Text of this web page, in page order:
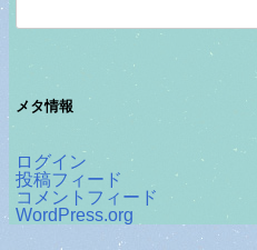
メタ情報
ログイン
投稿フィード
コメントフィード
WordPress.org